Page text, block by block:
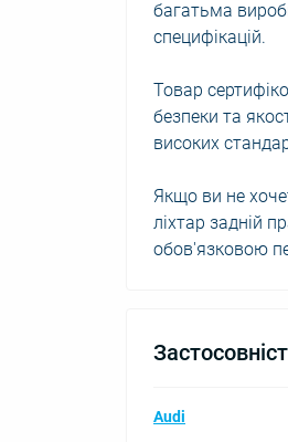
багатьма
специфікацій.
Товар
безпеки та
високих
Якщо ви не
ліхтар задній
обов'язковою
Audi